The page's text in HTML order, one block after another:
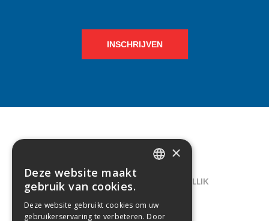
INSCHRIJVEN
CONTACT
LELIEGAARDE 22, B-1731 ZELLIK
02/238.10.11
×
Deze website maakt
gebruik van cookies.
Deze website gebruikt cookies om uw
gebruikerservaring te verbeteren. Door